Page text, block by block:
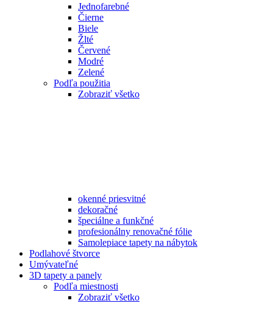
Jednofarebné
Čierne
Biele
Žlté
Červené
Modré
Zelené
Podľa použitia
Zobraziť všetko
okenné priesvitné
dekoračné
špeciálne a funkčné
profesionálny renovačné fólie
Samolepiace tapety na nábytok
Podlahové štvorce
Umývateľné
3D tapety a panely
Podľa miestnosti
Zobraziť všetko